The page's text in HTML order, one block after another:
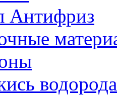
Антифриз
водорода